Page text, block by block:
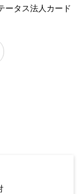
ータス法人カード